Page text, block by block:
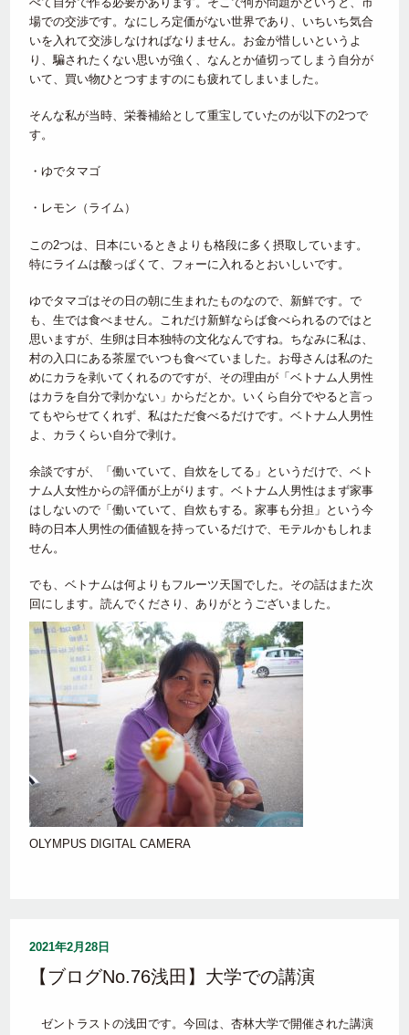
場での交渉です。なにしろ定価がない世界であり、いちいち気合
いを入れて交渉しなければなりません。お金が惜しいというよ
り、騙されたくない思いが強く、なんとか値切ってしまう自分が
いて、買い物ひとつすますのにも疲れてしまいました。
そんな私が当時、栄養補給として重宝していたのが以下の2つで
す。
・ゆでタマゴ
・レモン（ライム）
この2つは、日本にいるときよりも格段に多く摂取しています。
特にライムは酸っぱくて、フォーに入れるとおいしいです。
ゆでタマゴはその日の朝に生まれたものなので、新鮮です。で
も、生では食べません。これだけ新鮮ならば食べられるのではと
思いますが、生卵は日本独特の文化なんですね。ちなみに私は、
村の入口にある茶屋でいつも食べていました。お母さんは私のた
めにカラを剥いてくれるのですが、その理由が「ベトナム人男性
はカラを自分で剥かない」からだとか。いくら自分でやると言っ
てもやらせてくれず、私はただ食べるだけです。ベトナム人男性
よ、カラくらい自分で剥け。
余談ですが、「働いていて、自炊をしてる」というだけで、ベト
ナム人女性からの評価が上がります。ベトナム人男性はまず家事
はしないので「働いていて、自炊もする。家事も分担」という今
時の日本人男性の価値観を持っているだけで、モテルかもしれま
せん。
でも、ベトナムは何よりもフルーツ天国でした。その話はまた次
回にします。読んでくださり、ありがとうございました。
OLYMPUS DIGITAL CAMERA
2021年2月28日
【ブログNo.76浅田】大学での講演
ゼントラストの浅田です。今回は、杏林大学で開催された講演